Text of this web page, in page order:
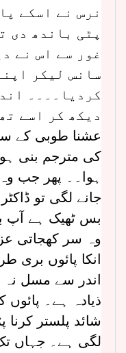
نرس نے اسکے
پٹی باندھ دی
غور سے اس نے
سانس لیکر
کردیا۔۔۔۔
دیکھ کر اسے
عشنا طوبی کے
کی مترجم بنی
ہوا۔۔ پھر جب
جانے لگی تو
بس ٹھیک ہے آپ
وہ سر کھجاتی
انکا پائوں بری
اندر سے مسل
ذیادہ ہے۔
شائد پلستر
لگی ہے۔ جہاں